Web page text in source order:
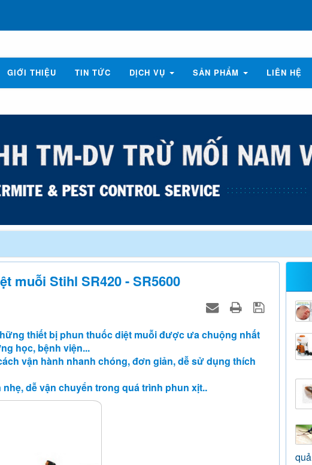
GIỚI THIỆU TIN TỨC DỊCH VỤ SẢN PHẨM LIÊN HỆ
muỗi Stihl SR420 - SR5600
thiết bị phun thuốc diệt muỗi được ưa chuộng nhất
học, bệnh viện...
vận hành nhanh chóng, đơn giản, dễ sử dụng thích
dễ vận chuyển trong quá trình phun xịt..
quả